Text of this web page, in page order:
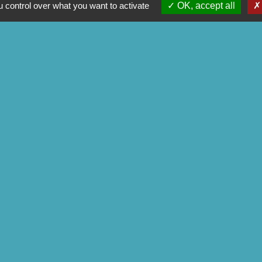
+33 2 97 28 00 66
Contact par formulaire
over what you want to activate OK, accept all